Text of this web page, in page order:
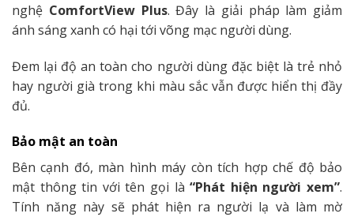
nghệ ComfortView Plus. Đây là giải pháp làm giảm
ánh sáng xanh có hại tới võng mạc người dùng.
Đem lại độ an toàn cho người dùng đặc biệt là trẻ nhỏ
hay người già trong khi màu sắc vẫn được hiển thị đầy
đủ.
Bảo mật an toàn
Bên cạnh đó, màn hình máy còn tích hợp chế độ bảo
mật thông tin với tên gọi là“Phát hiện người xem”.
Tính năng này sẽ phát hiện ra người lạ và làm mờ